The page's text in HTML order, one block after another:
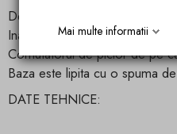
Design unic, glamour
Inaltimea fixa
Comutatorul de picior de pe
Baza este lipita cu o spuma
DATE TEHNICE:
Mai multe informatii